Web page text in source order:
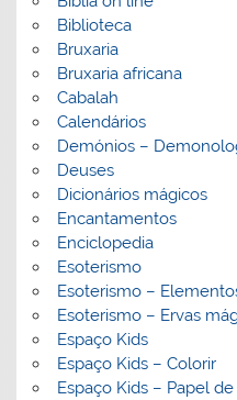
Biblioteca
Bruxaria
Bruxaria africana
Cabalah
Calendários
Demónios –
Deuses
Dicionários mágicos
Encantamentos
Enciclopedia
Esoterismo
Esoterismo –
Esoterismo – Ervas
Espaço Kids
Espaço Kids – Colorir
Espaço Kids – Papel